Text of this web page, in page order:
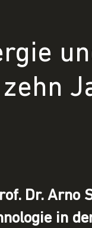
Dr. Arno
in